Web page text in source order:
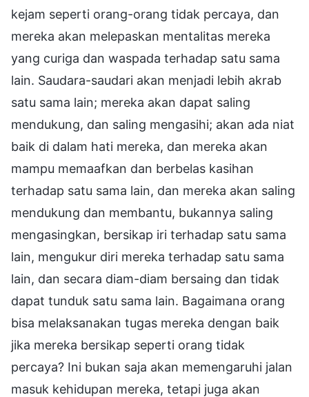
kejam seperti orang-orang tidak percaya, dan
mereka akan melepaskan mentalitas mereka
yang curiga dan waspada terhadap satu sama
lain. Saudara-saudari akan menjadi lebih akrab
satu sama lain; mereka akan dapat saling
mendukung, dan saling mengasihi; akan ada niat
baik di dalam hati mereka, dan mereka akan
mampu memaafkan dan berbelas kasihan
terhadap satu sama lain, dan mereka akan saling
mendukung dan membantu, bukannya saling
mengasingkan, bersikap iri terhadap satu sama
lain, mengukur diri mereka terhadap satu sama
lain, dan secara diam-diam bersaing dan tidak
dapat tunduk satu sama lain. Bagaimana orang
bisa melaksanakan tugas mereka dengan baik
jika mereka bersikap seperti orang tidak
percaya? Ini bukan saja akan memengaruhi jalan
masuk kehidupan mereka, tetapi juga akan